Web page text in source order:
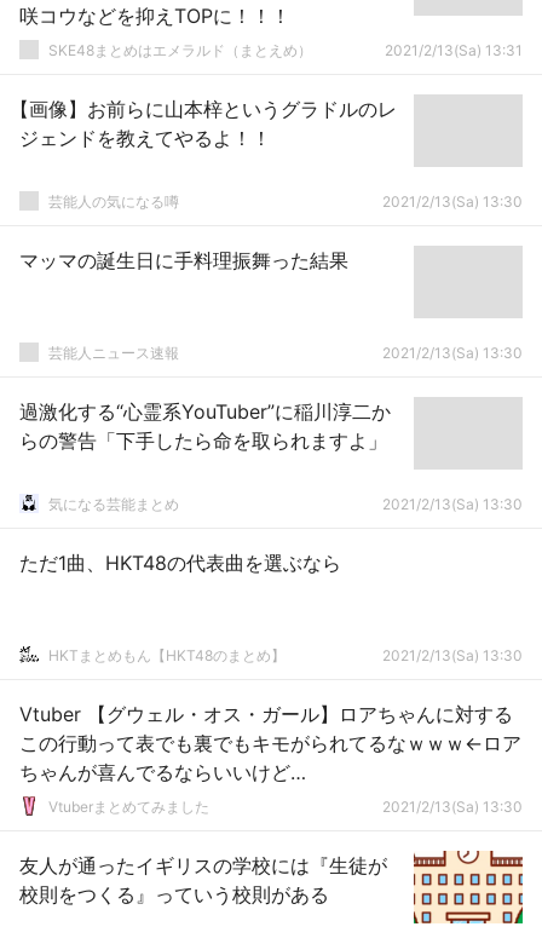
咲コウなどを抑えTOPに！！！
SKE48まとめはエメラルド（まとえめ） 2021/2/13(Sa) 13:31
【画像】お前らに山本梓というグラドルのレ
ジェンドを教えてやるよ！！
芸能人の気になる噂 2021/2/13(Sa) 13:30
マッマの誕生日に手料理振舞った結果
芸能人ニュース速報 2021/2/13(Sa) 13:30
過激化する“心霊系YouTuber”に稲川淳二か
らの警告「下手したら命を取られますよ」
気になる芸能まとめ 2021/2/13(Sa) 13:30
ただ1曲、HKT48の代表曲を選ぶなら
HKTまとめもん【HKT48のまとめ】 2021/2/13(Sa) 13:30
Vtuber 【グウェル・オス・ガール】ロアちゃんに対する
この行動って表でも裏でもキモがられてるなｗｗｗ←ロア
ちゃんが喜んでるならいいけど…
Vtuberまとめてみました 2021/2/13(Sa) 13:30
友人が通ったイギリスの学校には『生徒が
校則をつくる』っていう校則がある